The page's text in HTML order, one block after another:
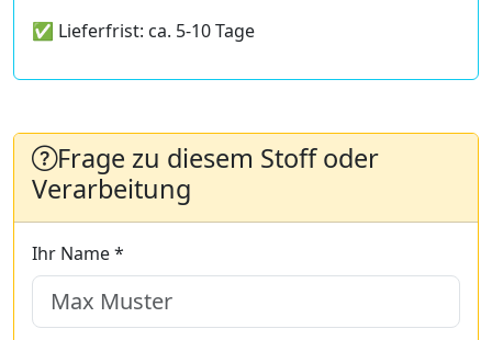
✅ Lieferfrist: ca. 5-10 Tage
Frage zu diesem Stoff oder
Verarbeitung
Ihr Name *